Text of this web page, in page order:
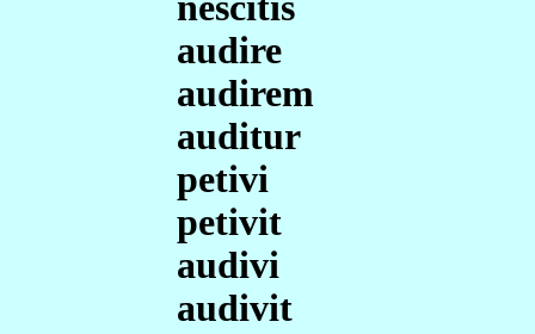
audire
audirem
auditur
petivi
petivit
audivi
audivit